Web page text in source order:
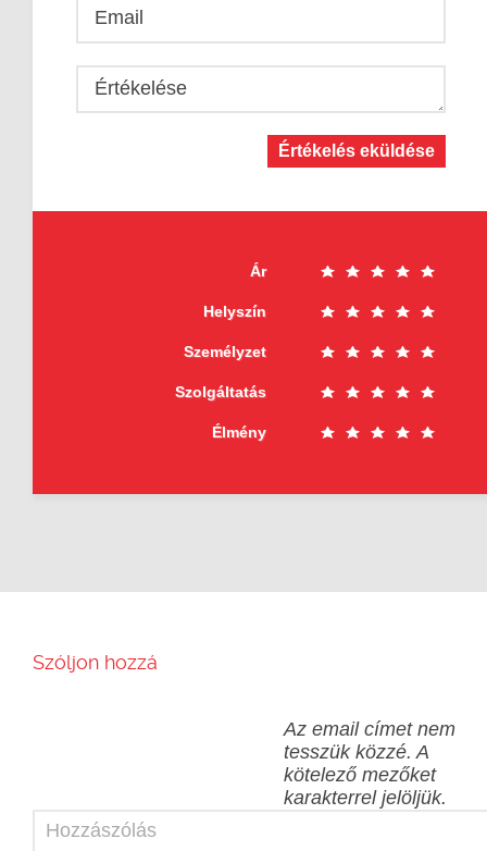
Email
Értékelése
Értékelés eküldése
Ár
Helyszín
Személyzet
Szolgáltatás
Élmény
Szóljon hozzá
Az email címet nem
tesszük közzé. A
kötelező mezőket
karakterrel jelöljük.
Hozzászólás